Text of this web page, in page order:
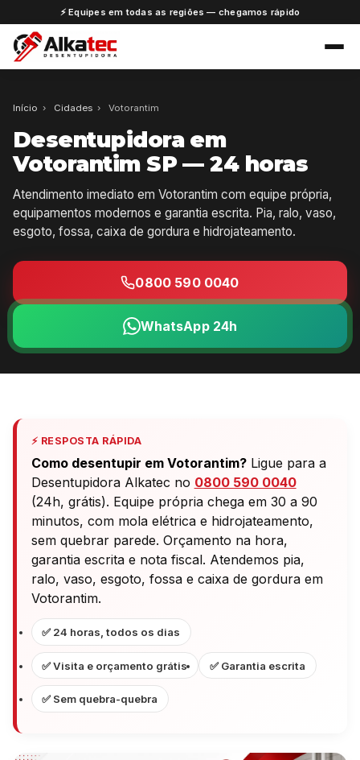
⚡ Equipes em todas as regiões — chegamos rápido
Início › Cidades › Votorantim
Desentupidora em
Votorantim SP — 24 horas
Atendimento imediato em Votorantim com equipe própria,
equipamentos modernos e garantia escrita. Pia, ralo, vaso,
esgoto, fossa, caixa de gordura e hidrojateamento.
0800 590 0040
WhatsApp 24h
⚡ RESPOSTA RÁPIDA
Como desentupir em Votorantim?Ligue para a
Desentupidora Alkatec no 0800 590 0040
(24h, grátis). Equipe própria chega em 30 a 90
minutos, com mola elétrica e hidrojateamento,
sem quebrar parede. Orçamento na hora,
garantia escrita e nota fiscal. Atendemos pia,
ralo, vaso, esgoto, fossa e caixa de gordura em
Votorantim.
✅ 24 horas, todos os dias
✅ Visita e orçamento grátis ✅ Garantia escrita
✅ Sem quebra-quebra